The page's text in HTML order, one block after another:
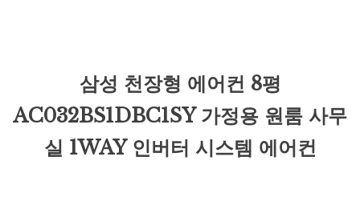
삼성 천장형 에어컨 8평
AC032BS1DBC1SY 가정용 원룸 사무
실 1WAY 인버터 시스템 에어컨